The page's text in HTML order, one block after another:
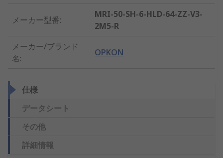
メーカー型番:
MRI-50-SH-6-HLD-64-ZZ-V3-
2M5-R
メーカー/ブランド
名:
OPKON
仕様
データシート
その他
詳細情報